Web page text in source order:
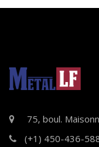
75, boul.
(+1) 450-436-